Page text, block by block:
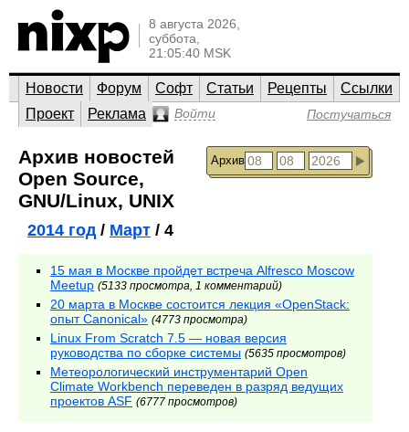
8 августа 2026,
суббота,
21:05:40 MSK
Новости Форум Софт Статьи Рецепты
Ссылки
Проект
Реклама Войти Постучаться
Архив
Архив новостей
Open Source,
GNU/Linux, UNIX
2014 год/ Март / 4
15 мая в Москве пройдет встреча Alfresco Moscow
Meetup (5133 просмотра, 1 комментарий)
20 марта в Москве состоится лекция «OpenStack:
опыт Canonical» (4773 просмотра)
Linux From Scratch 7.5 — новая версия
руководства по сборке системы (5635 просмотров)
Метеорологический инструментарий Open
Climate Workbench переведен в разряд ведущих
проектов ASF (6777 просмотров)